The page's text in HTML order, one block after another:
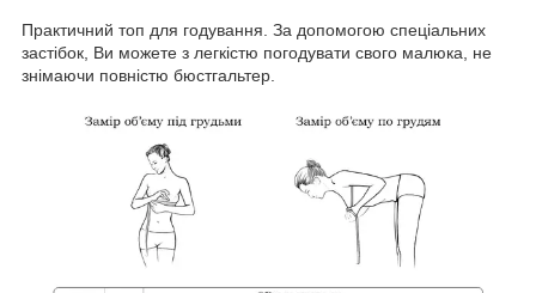
Практичний топ для годування. За допомогою спеціальних
застібок, Ви можете з легкістю погодувати свого малюка, не
знімаючи повністю бюстгальтер.